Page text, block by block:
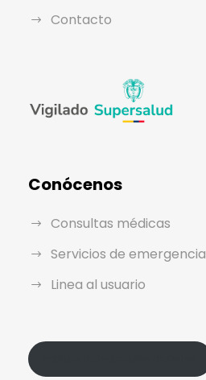
Contacto
Conócenos
Consultas médicas
Servicios de emergencia
Linea al usuario